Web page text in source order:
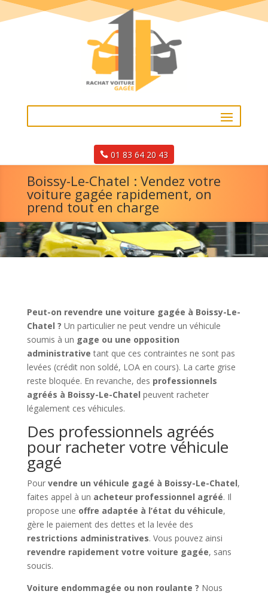
01 83 64 20 43
Boissy-Le-Chatel : Vendez votre
voiture gagée rapidement, on
prend tout en charge
Peut-on revendre une voiture gagée à Boissy-Le-
Chatel ? Un particulier ne peut vendre un véhicule
soumis à un gage ou une opposition
administrative tant que ces contraintes ne sont pas
levées (crédit non soldé, LOA en cours). La carte grise
reste bloquée. En revanche, des professionnels
agréés à Boissy-Le-Chatel peuvent racheter
légalement ces véhicules.
Des professionnels agréés
pour racheter votre véhicule
gagé
Pour vendre un véhicule gagé à Boissy-Le-Chatel,
faites appel à un acheteur professionnel agréé. Il
propose une offre adaptée à l’état du véhicule,
gère le paiement des dettes et la levée des
restrictions administratives. Vous pouvez ainsi
revendre rapidement votre voiture gagée, sans
soucis.
Voiture endommagée ou non roulante ? Nous